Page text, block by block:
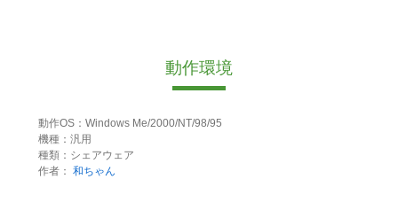
動作環境
動作OS：Windows Me/2000/NT/98/95
機種：汎用
種類：シェアウェア
作者： 和ちゃん